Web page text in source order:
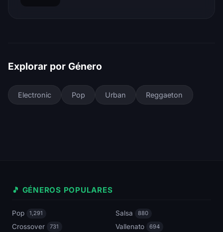
Explorar por Género
Electronic Pop Urban Reggaeton
🎵 GÉNEROS POPULARES
Pop 1,291 Salsa 880
Crossover 731 Vallenato 694